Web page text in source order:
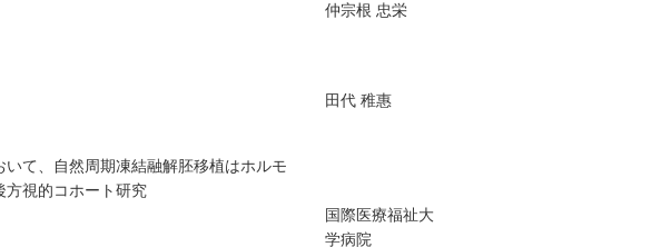
仲宗根 忠栄
田代 稚惠
て、自然周期凍結融解胚移植はホルモ
方視的コホート研究
国際医療福祉大
学病院